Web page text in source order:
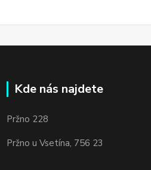
Kde nás najdete
Pržno 228
Pržno u Vsetína, 756 23